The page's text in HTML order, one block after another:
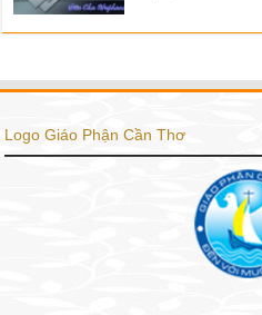
Logo Giáo Phận Cần Thơ